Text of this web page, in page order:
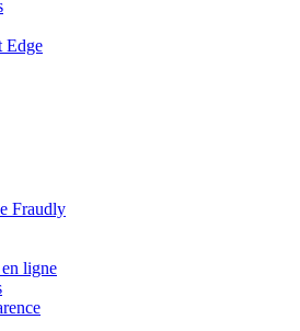
Edge
Fraudly
ligne